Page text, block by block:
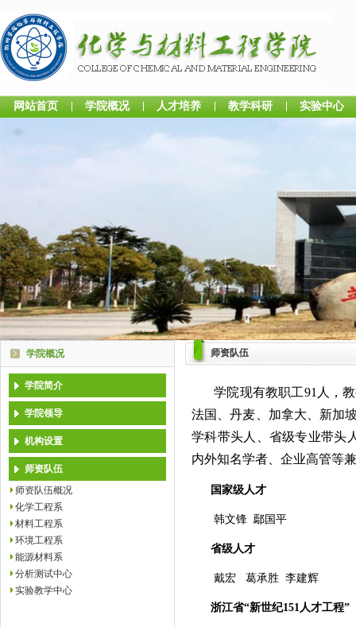
网站首页 学院概况 人才培养 教学科研 实验中心
学院概况
学院简介
学院领导
机构设置
师资队伍
师资队伍概况
化学工程系
材料工程系
环境工程系
能源材料系
分析测试中心
实验教学中心
师资队伍
学院现有教职工91人，
法国、丹麦、加拿大、新加
学科带头人、省级专业带头
内外知名学者、企业高管等
国家级人才
韩文锋 鄢国平
省级人才
戴宏 葛承胜 李建辉
浙江省“新世纪151人才工程”